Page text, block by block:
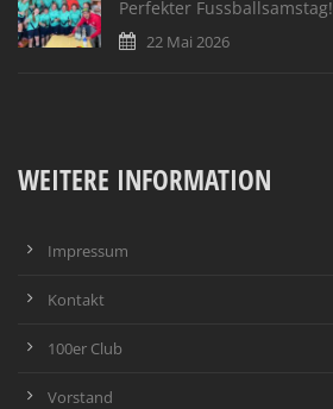
Perfekter Fussballsamstag!
22 Mai 2026
WEITERE INFORMATION
Impressum
Kontakt
100er Club
Vorstand